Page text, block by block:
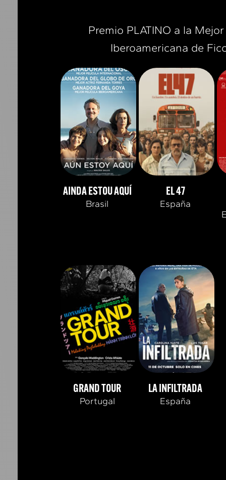
Premio PLATINO a la
Iberoamericana de
AINDA ESTOU AQUÍ
Brasil
EL 47
España
GRAND TOUR
Portugal
LA INFILTRADA
España